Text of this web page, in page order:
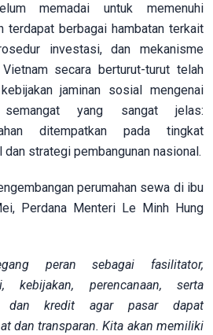
memadai untuk memenuhi
terdapat berbagai hambatan terkait
investasi, dan mekanisme
secara berturut-turut telah
jaminan sosial mengenai
semangat yang sangat jelas:
ditempatkan pada tingkat
strategi pembangunan nasional.
perumahan sewa di ibu
Perdana Menteri Le Minh Hung
peran sebagai fasilitator,
kebijakan, perencanaan, serta
dan kredit agar pasar dapat
dan transparan. Kita akan memiliki